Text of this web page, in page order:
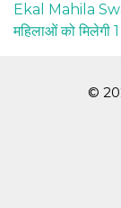
Ekal Mahila
महिलाओं को मिलेगी
©